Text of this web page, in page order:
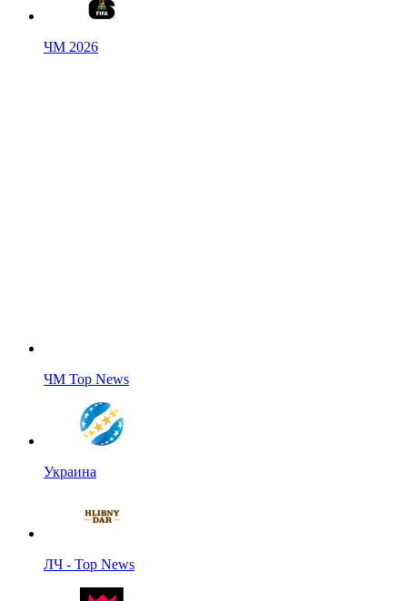
ЧМ 2026
ЧМ Top News
Украина
ЛЧ - Top News